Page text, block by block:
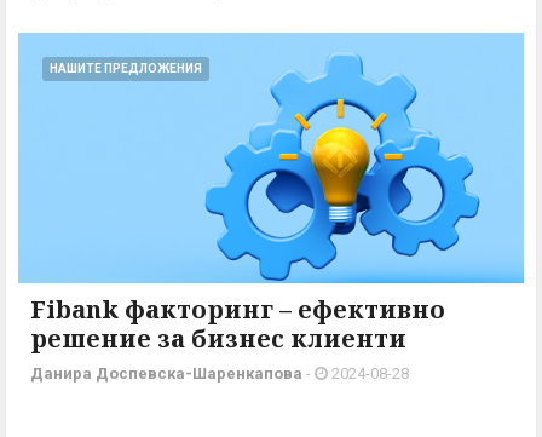
НАШИТЕ ПРЕДЛОЖЕНИЯ
Fibank факторинг – ефективно
решение за бизнес клиенти
Данира Доспевска-Шаренкапова - 2024-08-28